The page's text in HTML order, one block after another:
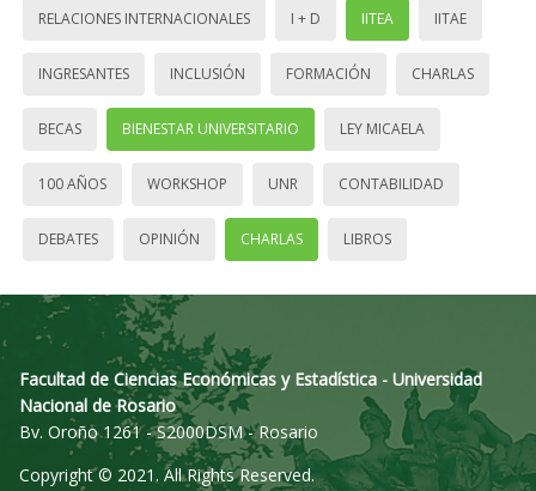
RELACIONES INTERNACIONALES I + D IITEA IITAE
INGRESANTES INCLUSIÓN FORMACIÓN CHARLAS
BECAS BIENESTAR UNIVERSITARIO LEY MICAELA
100 AÑOS WORKSHOP UNR CONTABILIDAD
DEBATES OPINIÓN CHARLAS LIBROS
Facultad de Ciencias Económicas y Estadística - Universidad
Nacional de Rosario
Bv. Oroño 1261 - S2000DSM - Rosario
Copyright © 2021. All Rights Reserved.